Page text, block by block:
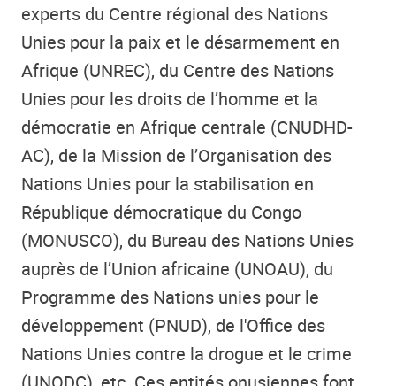
experts du Centre régional des Nations
Unies pour la paix et le désarmement en
Afrique (UNREC), du Centre des Nations
Unies pour les droits de l’homme et la
démocratie en Afrique centrale (CNUDHD-
AC), de la Mission de l’Organisation des
Nations Unies pour la stabilisation en
République démocratique du Congo
(MONUSCO), du Bureau des Nations Unies
auprès de l’Union africaine (UNOAU), du
Programme des Nations unies pour le
développement (PNUD), de l'Office des
Nations Unies contre la drogue et le crime